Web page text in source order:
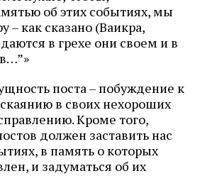
об этих событиях, мы
– как сказано (Ваикра,
в грехе они своем и в
поста – побуждение к
в своих нехороших
Кроме того,
должен заставить нас
в память о которых
и задуматься об их